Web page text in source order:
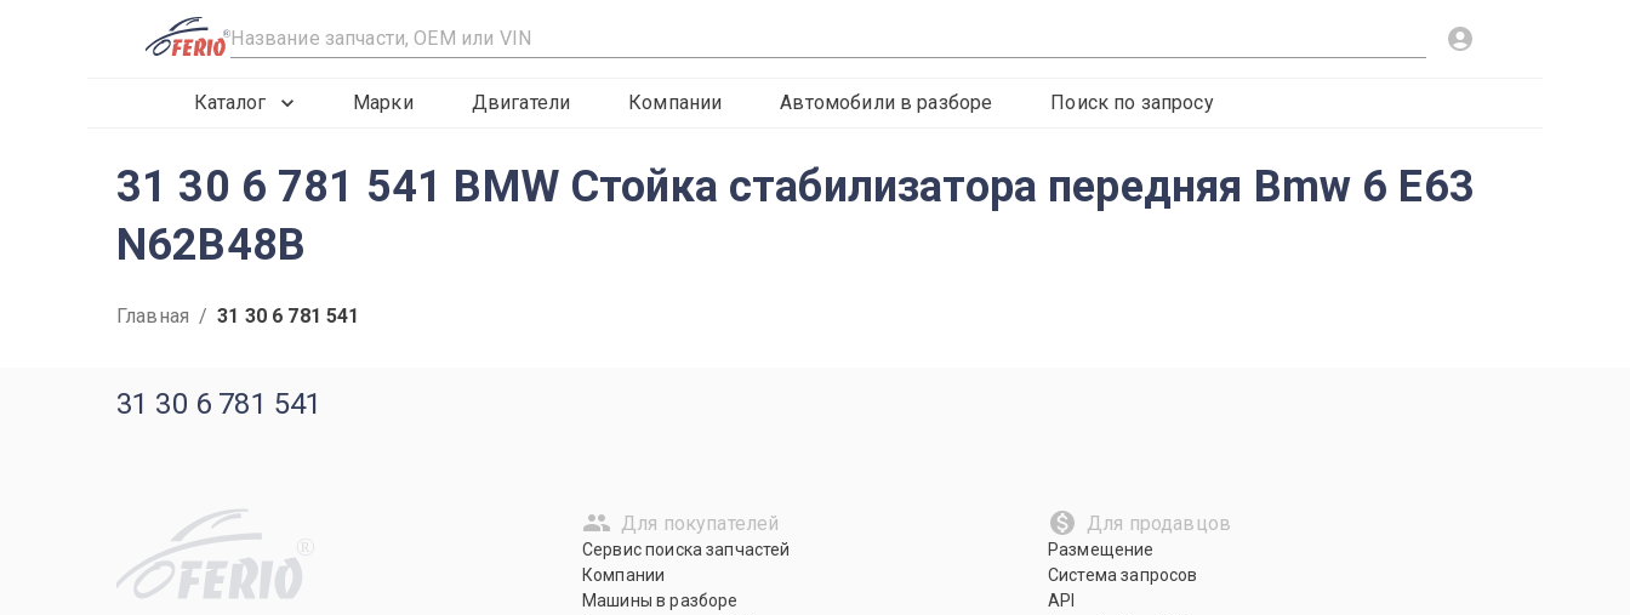
R
Каталог Марки Двигатели Компании Автомобили в разборе Поиск по запросу
31 30 6 781 541 BMW Стойка стабилизатора передняя Bmw 6 E63
N62B48B
Главная / 31 30 6 781 541
31 30 6 781 541
R
Для покупателей
Сервис поиска запчастей
Компании
Машины в разборе
Для продавцов
Размещение
Система запросов
API